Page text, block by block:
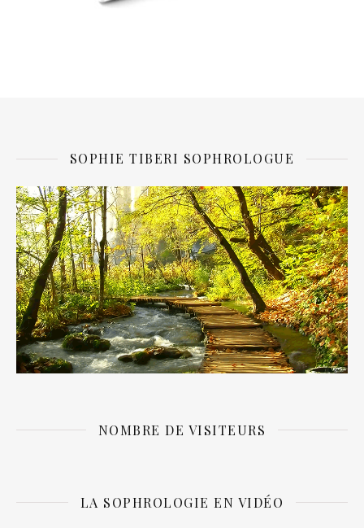
SOPHIE TIBERI SOPHROLOGUE
NOMBRE DE VISITEURS
LA SOPHROLOGIE EN VIDÉO